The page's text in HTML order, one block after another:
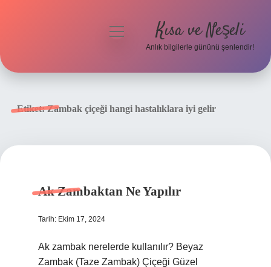
menüyü
Kısa ve Neşeli
Anlık bilgilerle gününü şenlendir!
Etiket:Zambak çiçeği hangi hastalıklara iyi gelir
Ak Zambaktan Ne Yapılır
Tarih: Ekim 17, 2024
Ak zambak nerelerde kullanılır? Beyaz
Zambak (Taze Zambak) Çiçeği Güzel